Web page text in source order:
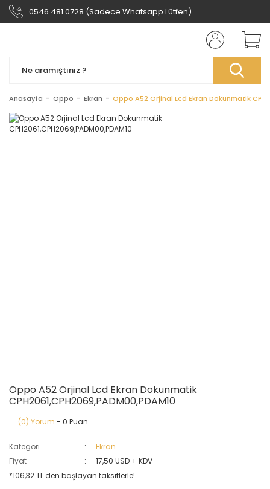
0546 481 0728 (Sadece Whatsapp Lütfen)
Anasayfa Oppo Ekran Oppo A52 Orjinal Lcd Ekran Dokunmatik
Oppo A52 Orjinal Lcd Ekran Dokunmatik
CPH2061,CPH2069,PADM00,PDAM10
(0) Yorum - 0 Puan
Kategori
Ekran
Fiyat
17,50 USD + KDV
*106,32 TL den başlayan taksitlerle!